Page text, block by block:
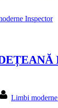
Inspector
Limbi